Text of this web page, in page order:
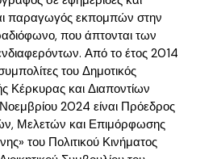
παραγωγός εκπομπών στην
που άπτονται των
Από το έτος 2014
του Δημοτικός
Κέρκυρας και Διαποντίων
2024 είναι Πρόεδρος
Μελετών και Επιμόρφωσης
του Πολιτικού Κινήματος